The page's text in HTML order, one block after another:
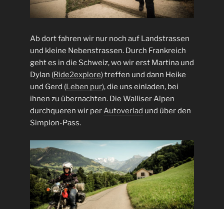
Ab dort fahren wir nur noch auf Landstrassen
und kleine Nebenstrassen. Durch Frankreich
geht es in die Schweiz, wo wir erst Martina und
Dylan (Ride2explore) treffen und dann Heike
und Gerd (Leben pur), die uns einladen, bei
ihnen zu übernachten. Die Walliser Alpen
durchqueren wir perAutoverlad und über den
Simplon-Pass.